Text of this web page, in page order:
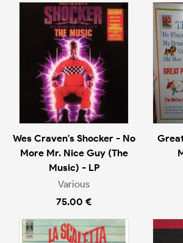
Wes Craven's Shocker - No
More Mr. Nice Guy (The
Music) - LP
Various
75.00 €